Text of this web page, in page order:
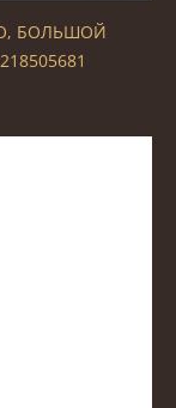
БОЛЬШОЙ